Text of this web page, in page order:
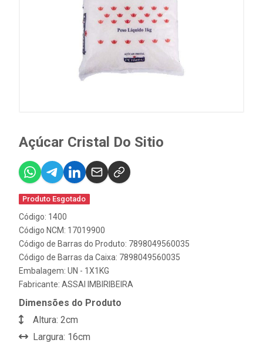
Açúcar Cristal Do Sitio
Produto Esgotado
Código: 1400
Código NCM: 17019900
Código de Barras do Produto: 7898049560035
Código de Barras da Caixa: 7898049560035
Embalagem: UN - 1X1KG
Fabricante: ASSAI IMBIRIBEIRA
Dimensões do Produto
Altura: 2cm
Largura: 16cm